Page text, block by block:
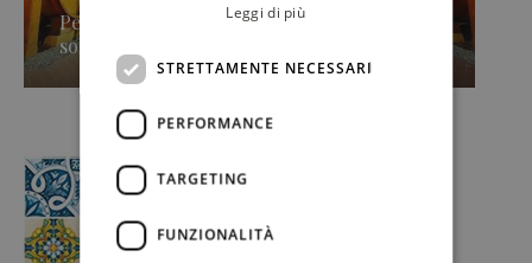
Pellegrino e la storia del Marsala (e non
solo): SEP 2026, prima »
Leggi di più
STRETTAMENTE NECESSARI
PERFORMANCE
TARGETING
FUNZIONALITÀ